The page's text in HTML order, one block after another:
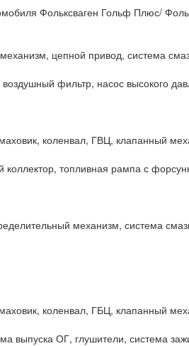
Фольксваген Гольф Плюс/
цепной привод, система
фильтр, насос высокого
коленвал, ГВЦ, клапанный
коллектор, топливная рампа с
механизм, система
коленвал, ГБЦ, клапанный
выпуска ОГ, глушители, система